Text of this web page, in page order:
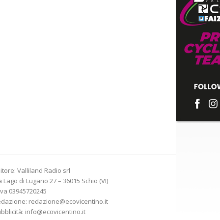
Valliland Radio srl
Lago di Lugano 27 – 36015 Schio (VI)
03945720245
redazione@ecovicentino.it
info@ecovicentino.it